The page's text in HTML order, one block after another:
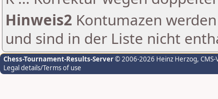
Hinweis2 Kontumazen
und sind in der Liste nicht
Chess-Tournament-Results-Server© 2006-2026 Heinz Herzog,
Legal details/Terms of use